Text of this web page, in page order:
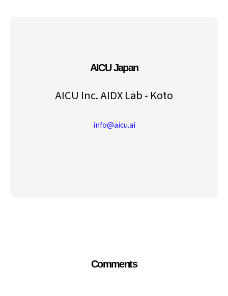
AICU Japan
AICU Inc. AIDX Lab - Koto
info@aicu.ai
Comments